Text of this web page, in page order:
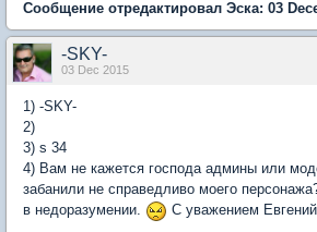
Сообщение отредактировал Эска: 03
-SKY-
03 Dec 2015
1) -SKY-
2)
3) s 34
4) Вам не кажется господа админы или
забанили не справедливо моего
в недоразумении.
С уважением